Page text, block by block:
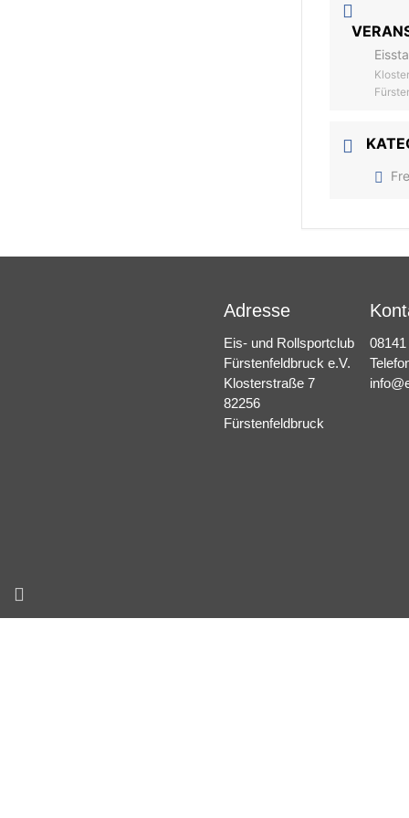
Adresse
Eis- und Rollsportclub
Fürstenfeldbruck e.V.
Klosterstraße 7
82256
Fürstenfeldbruck